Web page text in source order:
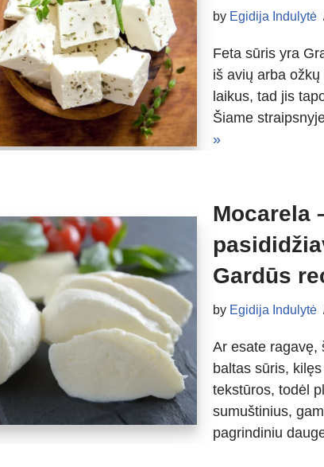
by Egidija Indulytė
Feta sūris yra
iš avių arba
laikus, tad jis
Šiame
»
Mocarela
Gardūs
by Egidija Indulytė
Ar esate ragavę,
baltas sūris,
tekstūros, todėl
sumuštinius,
pagrindiniu